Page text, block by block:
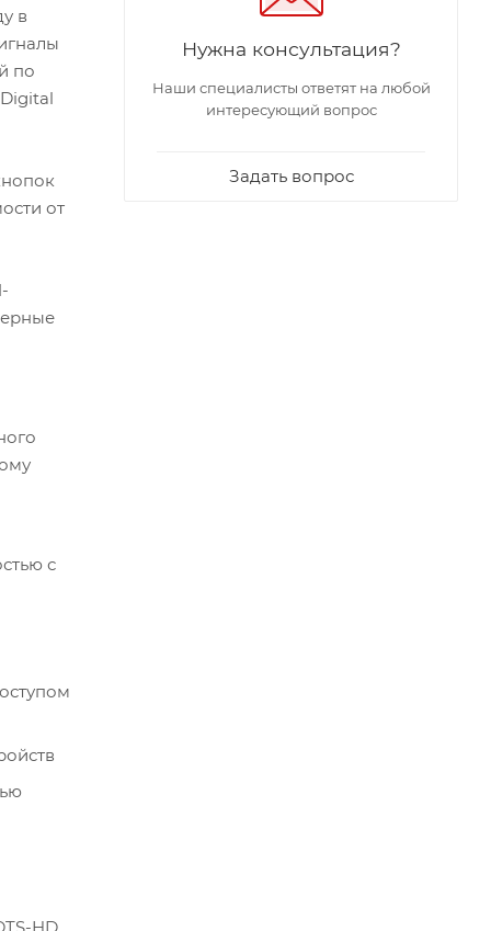
в
по
от
с
Нужна консультация?
Наши специалисты ответят на любой
интересующий вопрос
Задать вопрос